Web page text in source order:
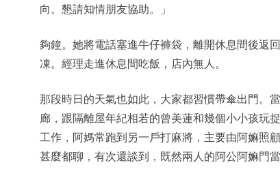
向。懇請知情朋友協助。」
夠鐘。她將電話塞進牛仔褲袋，離開休息間後返
凍。經理走進休息間吃飯，店內無人。
那段時日的天氣也如此，大家都習慣帶傘出門。
廊，跟隔離屋年紀相若的曾美蓮和幾個小小孩玩
工作，阿媽常跑到另一戶打麻將，主要由阿嫲照
甚麼都聊，有次還談到，既然兩人的阿公阿嫲門